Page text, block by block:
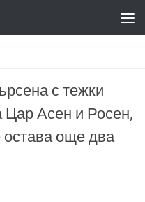
с тежки
Цар Асен и Росен,
остава още два